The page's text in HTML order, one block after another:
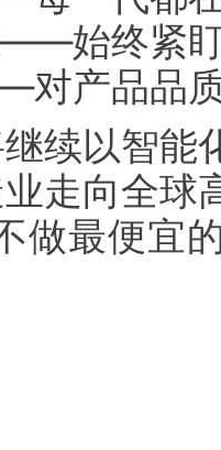
始终紧
产品品
续以智能
走向全球
做最便宜